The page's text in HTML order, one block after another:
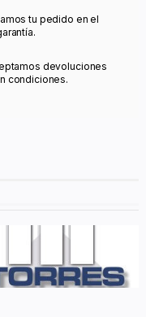
tu pedido en el
devoluciones
condiciones.